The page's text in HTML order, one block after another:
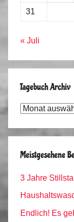
31
« Juli
Tagebuch Archiv
Tagebuch
Meistgesehene
3 Jahre
Endlich! Es